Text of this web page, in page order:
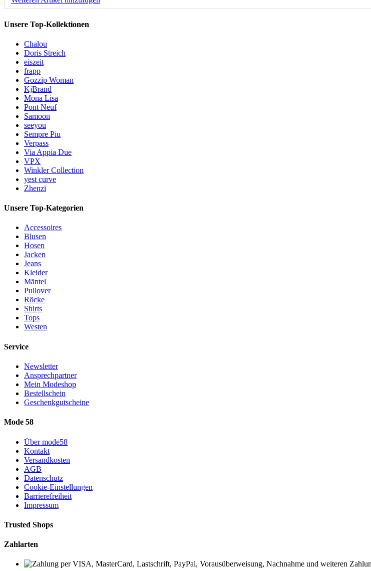
Unsere Top-Kollektionen
Chalou
Doris Streich
eiszeit
frapp
Gozzip Woman
KjBrand
Mona Lisa
Pont Neuf
Samoon
seeyou
Sempre Piu
Verpass
Via Appia Due
VPX
Winkler Collection
yest curve
Zhenzi
Unsere Top-Kategorien
Accessoires
Blusen
Hosen
Jacken
Jeans
Kleider
Mäntel
Pullover
Röcke
Shirts
Tops
Westen
Service
Newsletter
Ansprechpartner
Mein Modeshop
Bestellschein
Geschenkgutscheine
Mode 58
Über mode58
Kontakt
Versandkosten
AGB
Datenschutz
Cookie-Einstellungen
Barrierefreiheit
Impressum
Trusted Shops
Zahlarten